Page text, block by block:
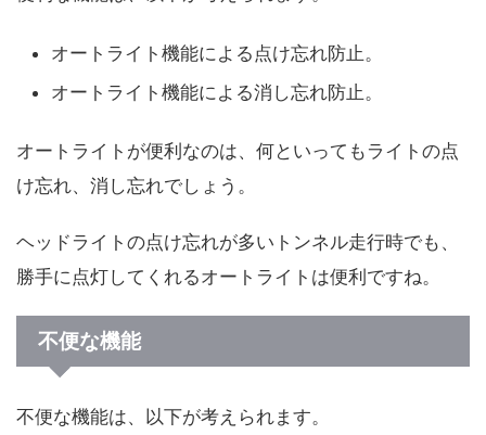
オートライト機能による点け忘れ防止。
オートライト機能による消し忘れ防止。
オートライトが便利なのは、何といってもライトの点
け忘れ、消し忘れでしょう。
ヘッドライトの点け忘れが多いトンネル走行時でも、
勝手に点灯してくれるオートライトは便利ですね。
不便な機能
不便な機能は、以下が考えられます。